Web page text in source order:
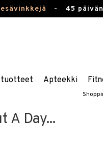
- 45
Apteekki
A Day...